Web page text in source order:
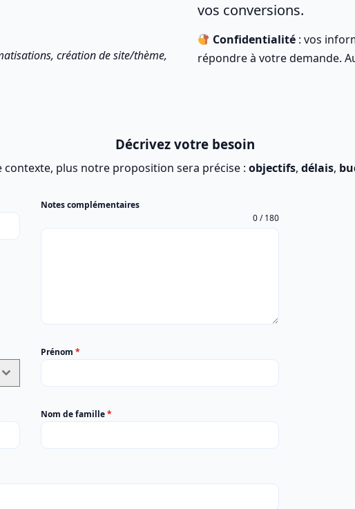
création de site/thème,
vos conversions.
Confidentialité : vos
répondre à votre demande.
Décrivez votre besoin
contexte, plus notre proposition sera précise :objectifs,délais,
Notes complémentaires
0 / 180
Prénom*
Nom de famille*